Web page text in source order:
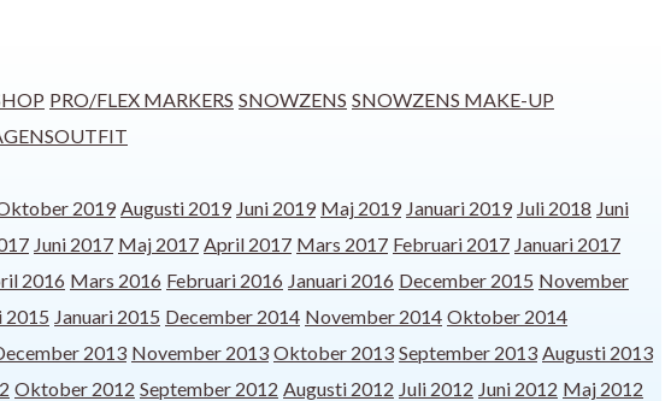
PRO/FLEX MARKERS SNOWZENS SNOWZENS MAKE-UP
2019 Augusti 2019 Juni 2019 Maj 2019 Januari 2019 Juli 2018 Juni
Juni 2017 Maj 2017 April 2017 Mars 2017 Februari 2017 Januari 2017
2016 Mars 2016 Februari 2016 Januari 2016 December 2015 November
2015 Januari 2015 December 2014 November 2014 Oktober 2014
2013 November 2013 Oktober 2013 September 2013 Augusti 2013
Oktober 2012 September 2012 Augusti 2012 Juli 2012 Juni 2012 Maj 2012